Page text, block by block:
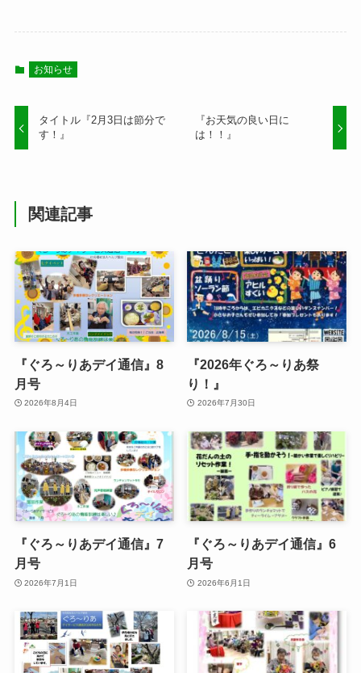
お知らせ
タイトル『2月3日は節分で
す！』
『お天気の良い日に
は！！』
関連記事
『ぐろ～りあデイ通信』8
月号
2026年8月4日
『2026年ぐろ～りあ祭
り！』
2026年7月30日
『ぐろ～りあデイ通信』7
月号
2026年7月1日
『ぐろ～りあデイ通信』6
月号
2026年6月1日